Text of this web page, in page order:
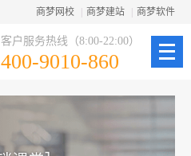
商梦网校 商梦建站 商梦软件
客户服务热线（8:00-22:00）
400-9010-860